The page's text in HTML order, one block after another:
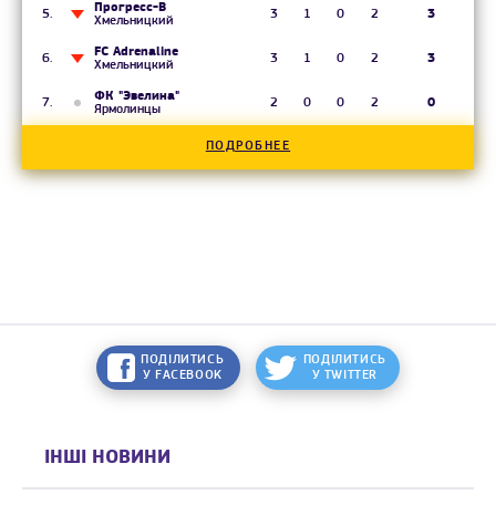
Прогресс-В
Хмельницкий
3 1 0 2 3
FC Adrenaline
Хмельницкий
3 1 0 2 3
ФК "Эвелина"
Ярмолинцы
2 0 0 2 0
ПОДРОБНЕЕ
ПОДІЛИТИСЬ
У FACEBOOK
ПОДІЛИТИСЬ
У TWITTER
ІНШІ НОВИНИ